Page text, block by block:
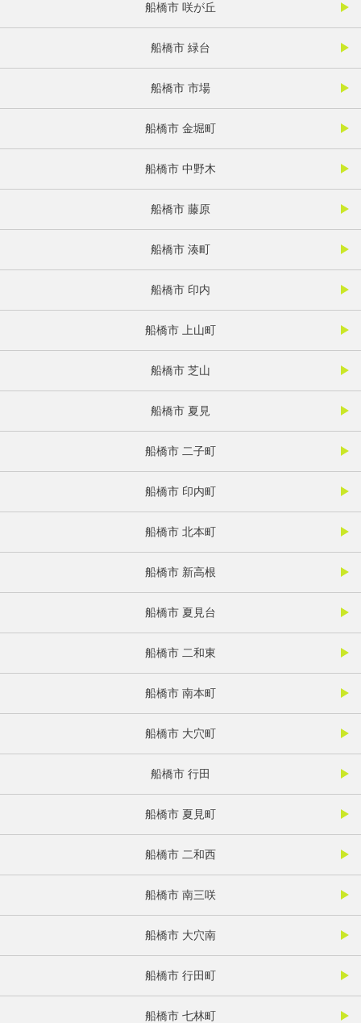
船橋市 咲が丘
船橋市 緑台
船橋市 市場
船橋市 金堀町
船橋市 中野木
船橋市 藤原
船橋市 湊町
船橋市 印内
船橋市 上山町
船橋市 芝山
船橋市 夏見
船橋市 二子町
船橋市 印内町
船橋市 北本町
船橋市 新高根
船橋市 夏見台
船橋市 二和東
船橋市 南本町
船橋市 大穴町
船橋市 行田
船橋市 夏見町
船橋市 二和西
船橋市 南三咲
船橋市 大穴南
船橋市 行田町
船橋市 七林町